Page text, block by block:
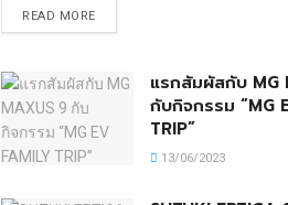
READ MORE
แรกสัมผัสกับ MG
กับกิจกรรม “MG
TRIP”
13/06/2023